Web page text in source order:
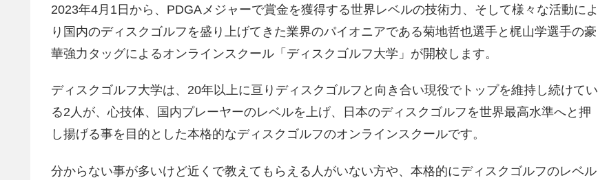
2023年4月1日から、PDGAメジャーで賞金を獲得する世界レベルの技術力、そして様々な活動によ
り国内のディスクゴルフを盛り上げてきた業界のパイオニアである菊地哲也選手と梶山学選手の豪
華強力タッグによるオンラインスクール「ディスクゴルフ大学」が開校します。
ディスクゴルフ大学は、20年以上に亘りディスクゴルフと向き合い現役でトップを維持し続けてい
る2人が、心技体、国内プレーヤーのレベルを上げ、日本のディスクゴルフを世界最高水準へと押
し揚げる事を目的とした本格的なディスクゴルフのオンラインスクールです。
分からない事が多いけど近くで教えてもらえる人がいない方や、本格的にディスクゴルフのレベル